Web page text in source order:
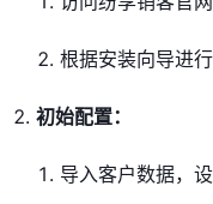
根据安装向导进
初始配置：
导入客户数据，